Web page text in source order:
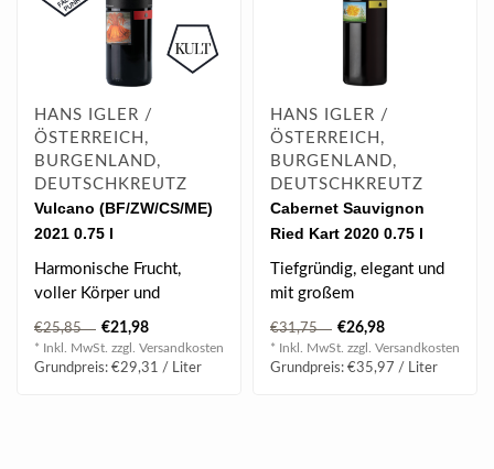
HANS IGLER /
ÖSTERREICH,
BURGENLAND,
DEUTSCHKREUTZ
Vulcano (BF/ZW/CS/ME)
2021 0.75 l
Harmonische Frucht,
voller Körper und
eleganter Abgang.
BEWERTUNG
€25,85 €21,98
* Inkl. MwSt. zzgl. Versandkosten
Grundpreis: €29,31 / Liter
HANS IGLER /
ÖSTERREICH,
BURGENLAND,
DEUTSCHKREUTZ
Cabernet Sauvignon
Ried Kart 2020 0.75 l
Tiefgründig, elegant und
mit großem
Reifepotenzial.
€31,75 €26,98
* Inkl. MwSt. zzgl. Versandkosten
Grundpreis: €35,97 / Liter